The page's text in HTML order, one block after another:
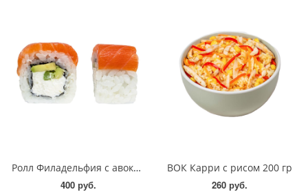
Ролл Филадельфия с авокадо 200 гр
400 руб.
ВОК Карри с рисом 200 гр
260 руб.